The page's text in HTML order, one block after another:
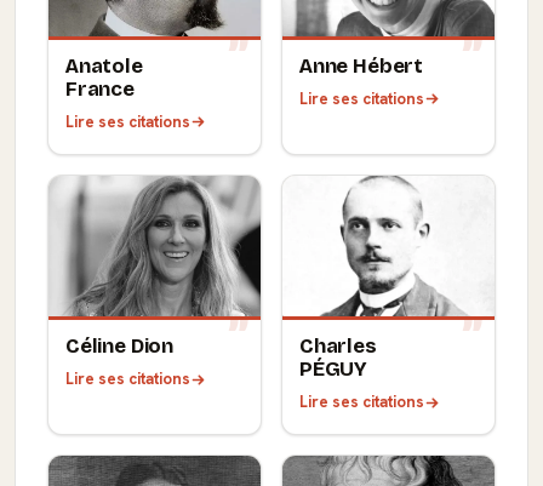
Anatole
France
Lire ses citations
Anne Hébert
Lire ses citations
Céline Dion
Lire ses citations
Charles
PÉGUY
Lire ses citations